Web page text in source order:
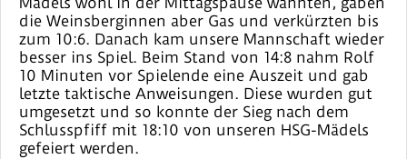
die Weinsberginnen aber Gas und verkürzten bis
zum 10:6. Danach kam unsere Mannschaft wieder
besser ins Spiel. Beim Stand von 14:8 nahm Rolf
10 Minuten vor Spielende eine Auszeit und gab
letzte taktische Anweisungen. Diese wurden gut
umgesetzt und so konnte der Sieg nach dem
Schlusspfiff mit 18:10 von unseren HSG-Mädels
gefeiert werden.